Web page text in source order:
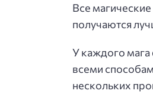
Все
получаются
У каждого мага
всеми
нескольких